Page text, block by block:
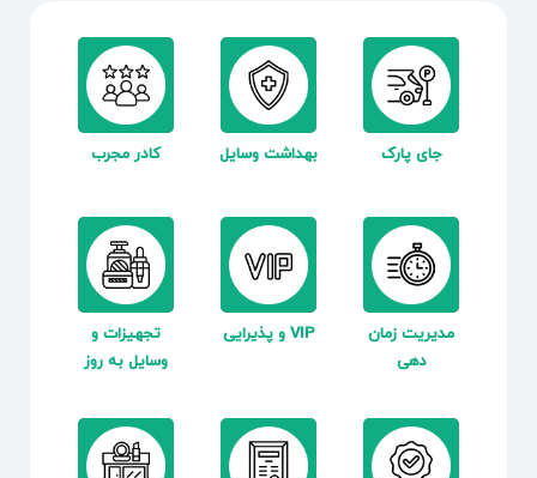
جای پارک بهداشت وسایل کادر مجرب
مدیریت زمان
دهی
VIP و پذیرایی
تجهیزات و
وسایل به روز